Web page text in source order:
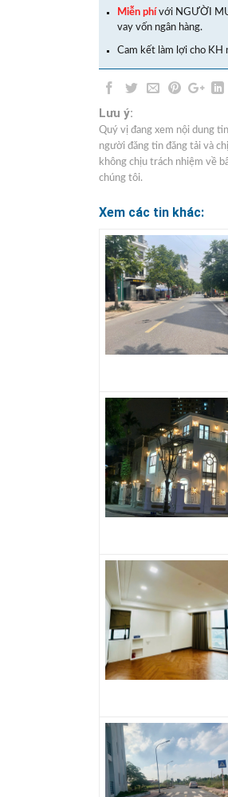
Miễn phí với NGƯỜI
vay vốn ngân hàng.
Cam kết làm lợi cho KH
Lưu ý:
Quý vị đang xem nội dung
người đăng tin đăng tải và
không chịu trách nhiệm về
chúng tôi.
Xem các tin khác: